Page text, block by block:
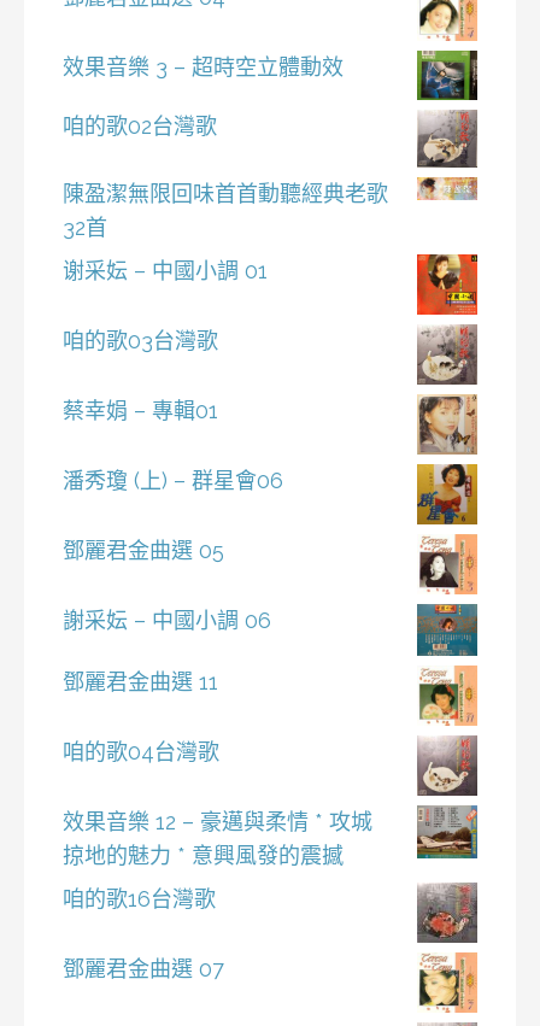
效果音樂 3 – 超時空立體動效
咱的歌02台灣歌
陳盈潔無限回味首首動聽經典老歌
32首
谢采妘 – 中國小調 01
咱的歌03台灣歌
蔡幸娟 – 專輯01
潘秀瓊 (上) – 群星會06
鄧麗君金曲選 05
謝采妘 – 中國小調 06
鄧麗君金曲選 11
咱的歌04台灣歌
效果音樂 12 – 豪邁與柔情 * 攻城
掠地的魅力 * 意興風發的震撼
咱的歌16台灣歌
鄧麗君金曲選 07